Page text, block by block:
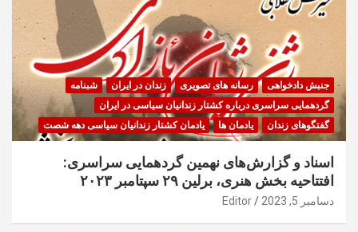
جنبش دادخواهی رسانه های تصویری زندان در ایران
شبنامه
گردهمایی سراسری درباره کشتار زندانیان سیاسی در ایران
گفتگوهای زندان
یادمان ها یادمان کشتار زندانیان سیاسی دهه شصت
اسناد و گزارش‌های نهمین گردهمایی سراسری:
افتتاحیه بخش هنری، برلین ۲۹ سپتامبر ۲۰۲۳
دسامبر 5, 2023 Editor